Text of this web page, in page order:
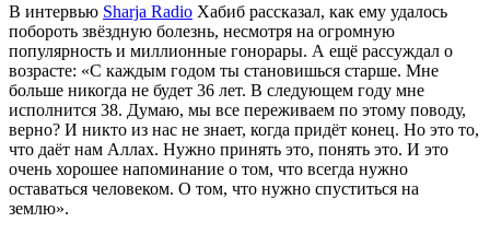
В интервью Sharja Radio Хабиб рассказал, как ему удалось
побороть звёздную болезнь, несмотря на огромную
популярность и миллионные гонорары. А ещё рассуждал о
возрасте: «С каждым годом ты становишься старше. Мне
больше никогда не будет 36 лет. В следующем году мне
исполнится 38. Думаю, мы все переживаем по этому поводу,
верно? И никто из нас не знает, когда придёт конец. Но это то,
что даёт нам Аллах. Нужно принять это, понять это. И это
очень хорошее напоминание о том, что всегда нужно
оставаться человеком. О том, что нужно спуститься на
землю».